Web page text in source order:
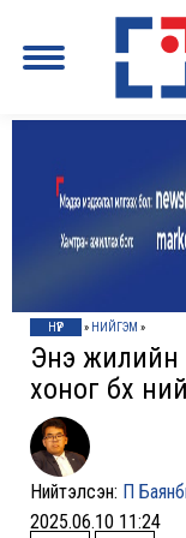
НҮҮР » НИЙГЭМ »
Энэ жилийн
хоног бүх
Нийтэлсэн: П
2025.06.10 11:24